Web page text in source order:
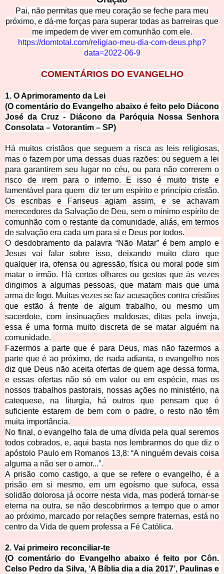
Pai, não permitas que meu coração se feche para meu
próximo, e dá-me forças para superar todas as barreiras que
me impedem de viver em comunhão com ele.
https://domtotal.com/religiao-meu-dia-com-deus.php?
data=2022-06-9
COMENTÁRIOS DO EVANGELHO
1. O Aprimoramento da Lei
(O comentário do Evangelho abaixo é feito pelo Diácono
José da Cruz - Diácono da Paróquia Nossa Senhora
Consolata – Votorantim – SP)
Há muitos cristãos que seguem a risca as leis religiosas,
mas o fazem por uma dessas duas razões: ou seguem a lei
para garantirem seu lugar no céu, ou para não correrem o
risco de irem para o inferno. E isso é muito triste e
lamentável para quem  diz ter um espírito e princípio cristão.
Os escribas e Fariseus agiam assim, e se achavam
merecedores da Salvação de Deu, sem o mínimo espírito de
comunhão com o restante da comunidade, aliás, em termos
de salvação era cada um para si e Deus por todos.
O desdobramento da palavra “Não Matar” é bem amplo e
Jesus vai falar sobre isso, deixando muito claro que
qualquer ira, ofensa ou agressão, física ou moral pode sim
matar o irmão. Há certos olhares ou gestos que às vezes
dirigimos a algumas pessoas, que matam mais que uma
arma de fogo. Muitas vezes se faz acusações contra cristãos
que estão á frente de algum trabalho, ou mesmo um
sacerdote, com insinuações maldosas, ditas pela inveja,
essa é uma forma muito discreta de se matar alguém na
comunidade.
Fazermos a parte que é para Deus, mas não fazermos a
parte que é ao próximo, de nada adianta, o evangelho nos
diz que Deus não aceita ofertas de quem age dessa forma,
e essas ofertas não só em valor ou em espécie, mas os
nossos trabalhos pastorais, nossas ações no ministério, na
catequese, na liturgia, há outros que pensam que é
suficiente estarem de bem com o padre, o resto não têm
muita importância.
No final, o evangelho fala de uma dívida pela qual seremos
todos cobrados, e, aqui basta nos lembrarmos do que diz o
apóstolo Paulo em Romanos 13,8: “A ninguém devais coisa
alguma a não ser o amor...”.
A prisão como castigo, a que se refere o evangelho, é a
prisão em si mesmo, em um egoísmo que sufoca, essa
solidão dolorosa já ocorre nesta vida, mas poderá tornar-se
eterna na outra, se não descobrirmos a tempo que o amor
ao próximo, marcado por relações sempre fraternas, está no
centro da Vida de quem professa a Fé Católica.
2. Vai primeiro reconciliar-te
(O comentário do Evangelho abaixo é feito por Côn.
Celso Pedro da Silva, ‘A Bíblia dia a dia 2017’, Paulinas e